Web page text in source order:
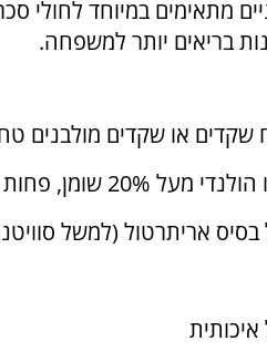
מתאימים במיוחד לחולי
בריאים יותר למשפחה.
אריתרטול (למשל